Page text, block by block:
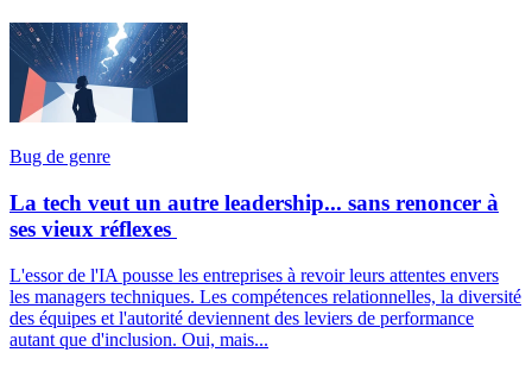
Bug de genre
La tech veut un autre leadership... sans renoncer à
ses vieux réflexes
L'essor de l'IA pousse les entreprises à revoir leurs attentes envers
les managers techniques. Les compétences relationnelles, la diversité
des équipes et l'autorité deviennent des leviers de performance
autant que d'inclusion. Oui, mais...